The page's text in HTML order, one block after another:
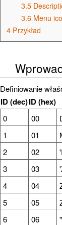
3.5
3.6 Menu
4 Przykład
Definiowanie
ID (dec)ID (hex)
0 00
1
01
2
02
3
03
4
04
5
05
6
06